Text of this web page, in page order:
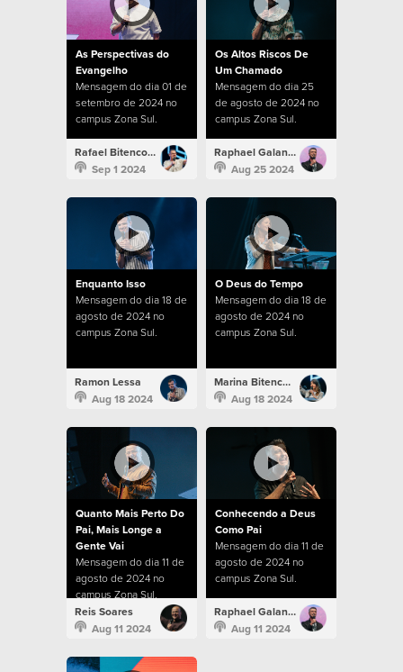
As Perspectivas do
Evangelho
Mensagem do dia 01 de
setembro de 2024 no
campus Zona Sul.
Rafael Bitencourt
Sep 1 2024
Os Altos Riscos De
Um Chamado
Mensagem do dia 25
de agosto de 2024 no
campus Zona Sul.
Raphael Galante
Aug 25 2024
Enquanto Isso
Mensagem do dia 18 de
agosto de 2024 no
campus Zona Sul.
Ramon Lessa
Aug 18 2024
O Deus do Tempo
Mensagem do dia 18 de
agosto de 2024 no
campus Zona Sul.
Marina Bitencourt
Aug 18 2024
Quanto Mais Perto Do
Pai, Mais Longe a
Gente Vai
Mensagem do dia 11 de
agosto de 2024 no
campus Zona Sul.
Reis Soares
Aug 11 2024
Conhecendo a Deus
Como Pai
Mensagem do dia 11 de
agosto de 2024 no
campus Zona Sul.
Raphael Galante
Aug 11 2024